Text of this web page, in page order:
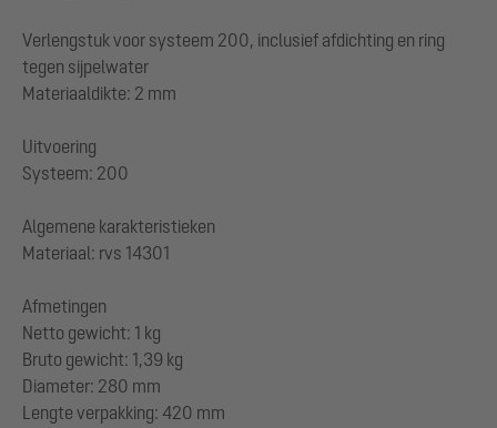
Verlengstuk voor systeem 200, inclusief afdichting en ring
tegen sijpelwater
Materiaaldikte: 2 mm
Uitvoering
Systeem: 200
Algemene karakteristieken
Materiaal: rvs 14301
Afmetingen
Netto gewicht: 1 kg
Bruto gewicht: 1,39 kg
Diameter: 280 mm
Lengte verpakking: 420 mm